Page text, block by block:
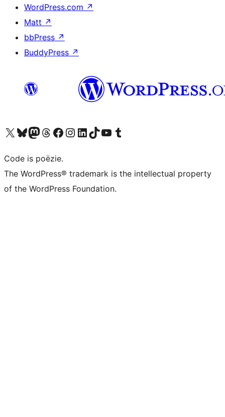
WordPress.com ↗
Matt ↗
bbPress ↗
BuddyPress ↗
Bezoek ons X (voorheen Twitter) account
Bezoek ons Bluesky account
Bezoek ons Mastodon account
Bezoek ons Threads account
Onze Facebook pagina bezoeken
Bezoek ons Instagram account
Bezoek ons LinkedIn account
Bezoek ons TikTok account
Bezoek ons YouTube kanaalBezoek ons Tumblr account
Code is poëzie.
The WordPress® trademark is the intellectual property
of the WordPress Foundation.